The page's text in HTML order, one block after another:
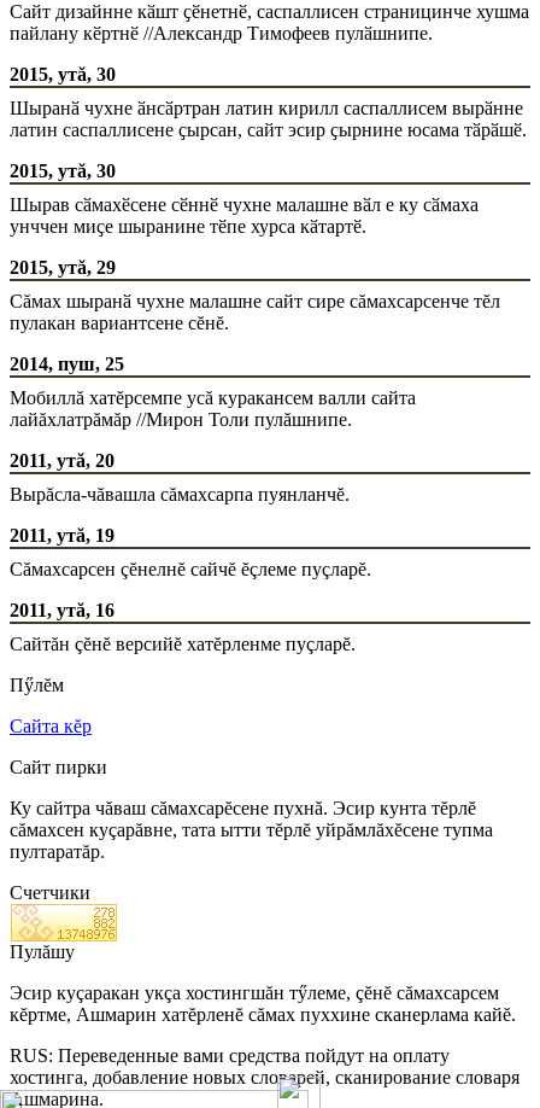
Сайт дизайнне кӑшт ҫӗнетнӗ, саспаллисен страницинче хушма
пайлану кӗртнӗ //Александр Тимофеев пулӑшнипе.
2015, утă, 30
Шыранӑ чухне ӑнсӑртран латин кирилл саспаллисем вырӑнне
латин саспаллисене ҫырсан, сайт эсир ҫырнине юсама тӑрӑшӗ.
2015, утă, 30
Шырав сӑмахӗсене сӗннӗ чухне малашне вӑл е ку сӑмаха
унччен миҫе шыранине тӗпе хурса кӑтартӗ.
2015, утă, 29
Сăмах шыранӑ чухне малашне сайт сире сăмахсарсенче тĕл
пулакан вариантсене сĕнĕ.
2014, пуш, 25
Мобиллă хатĕрсемпе усă куракансем валли сайта
лайăхлатрăмăр //Мирон Толи пулăшнипе.
2011, утă, 20
Вырăсла-чăвашла сăмахсарпа пуянланчĕ.
2011, утă, 19
Сăмахсарсен çĕнелнĕ сайчĕ ĕçлеме пуçларĕ.
2011, утă, 16
Сайтăн çĕнĕ версийĕ хатĕрленме пуçларĕ.
Пӳлĕм
Сайта кĕр
Сайт пирки
Ку сайтра чăваш сăмахсарĕсене пухнă. Эсир кунта тĕрлĕ
сăмахсен куçарăвне, тата ытти тĕрлĕ уйрăмлăхĕсене тупма
пултаратăр.
Счетчики
Пулăшу
Эсир куçаракан укçа хостингшăн тӳлеме, çĕнĕ сăмахсарсем
кĕртме, Ашмарин хатĕрленĕ сăмах пуххине сканерлама кайĕ.
RUS: Переведенные вами средства пойдут на оплату
хостинга, добавление новых словарей, сканирование словаря
Ашмарина.